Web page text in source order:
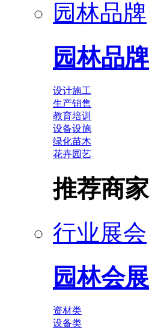
园林品牌
园林品牌
设计施工
生产销售
教育培训
设备设施
绿化苗木
花卉园艺
推荐商家
行业展会
园林会展
资材类
设备类